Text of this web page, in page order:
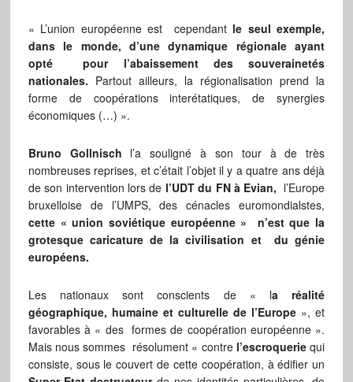
« L’union européenne est cependant le seul exemple,
dans le monde, d’une dynamique régionale ayant
opté pour l’abaissement des souverainetés
nationales. Partout ailleurs, la régionalisation prend la
forme de coopérations interétatiques, de synergies
économiques (…) ».
Bruno Gollnisch l’a souligné à son tour à de très
nombreuses reprises, et c’était l’objet il y a quatre ans déjà
de son intervention lors de l’UDT du FN à Evian, l’Europe
bruxelloise de l’UMPS, des cénacles euromondialstes,
cette « union soviétique européenne » n’est que la
grotesque caricature de la civilisation et du génie
européens.
Les nationaux sont conscients de « la réalité
géographique, humaine et culturelle de l’Europe », et
favorables à « des formes de coopération européenne ».
Mais nous sommes résolument « contre l’escroqueriequi
consiste, sous le couvert de cette coopération, à édifier un